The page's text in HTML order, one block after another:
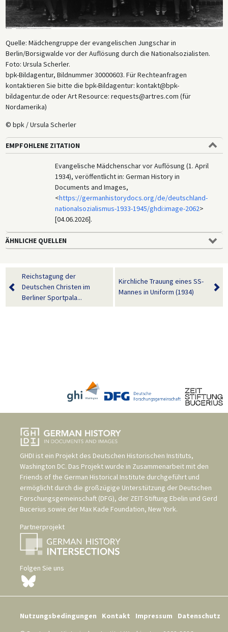
Quelle: Mädchengruppe der evangelischen Jungschar in
Berlin/Borsigwalde vor der Auflösung durch die Nationalsozialisten.
Foto: Ursula Scherler.
bpk-Bildagentur, Bildnummer 30000603. Für Rechteanfragen
kontaktieren Sie bitte die bpk-Bildagentur: kontakt@bpk-
bildagentur.de oder Art Resource: requests@artres.com (für
Nordamerika)
© bpk / Ursula Scherler
EMPFOHLENE ZITATION
Evangelische Mädchenschar vor Auflösung (1. April
1934), veröffentlicht in: German History in
Documents and Images,
<https://germanhistorydocs.org/de/deutschland-
nationalsozialismus-1933-1945/ghdi:image-2062>
[04.06.2026].
ÄHNLICHE QUELLEN
Reichstagung der
Deutschen Christen im
Berliner Sportpala...
Kirchliche Trauung eines SS-
Mannes in Uniform (1934)
GHDI ist ein Projekt des Deutschen Historischen Instituts,
Washington DC. Das Projekt wurde in Zusammenarbeit mit den
Friends of the German Historical Institute durchgeführt und
ermöglicht durch die großzügige Unterstützung der Deutschen
Forschungsgemeinschaft (DFG), der ZEIT-Stiftung Ebelin und Gerd
Bucerius sowie der Max Kade Foundation, New York.
Partnerprojekt
Folgen Sie uns
Nutzungsbedingungen Kontakt Impressum
Datenschutz